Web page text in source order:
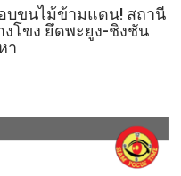
บขนไม้ข้ามแดน! สถานี
งโขง ยึดพะยูง-ชิงชัน
า